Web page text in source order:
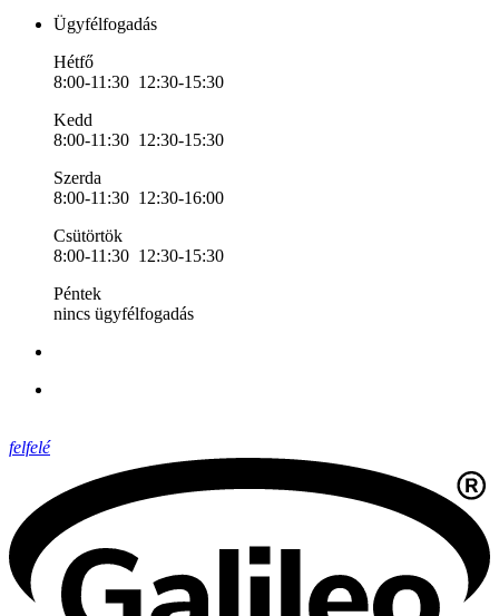
Ügyfélfogadás
Hétfő
8:00-11:30 12:30-15:30
Kedd
8:00-11:30 12:30-15:30
Szerda
8:00-11:30 12:30-16:00
Csütörtök
8:00-11:30 12:30-15:30
Péntek
nincs ügyfélfogadás
felfelé